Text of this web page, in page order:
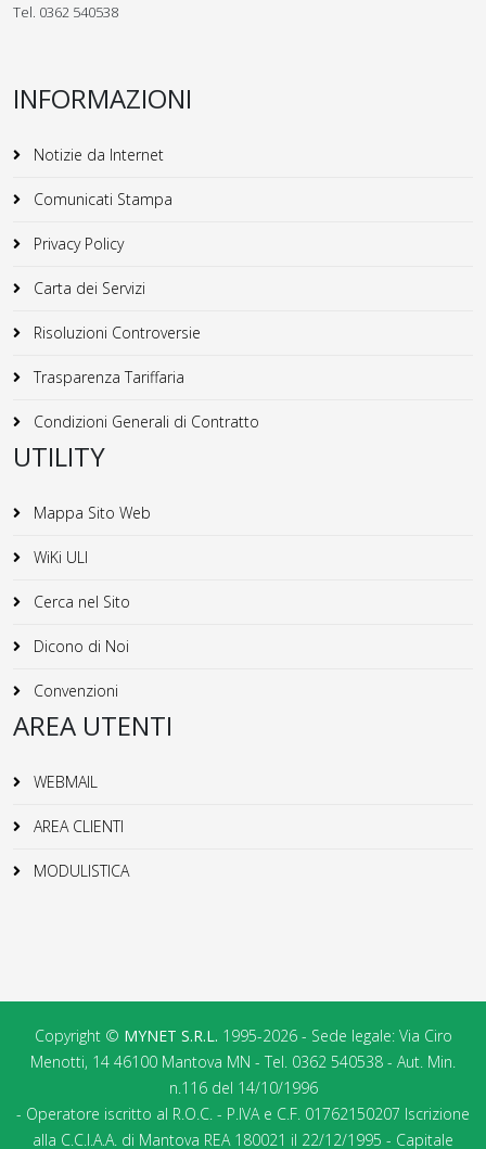
Tel. 0362 540538
INFORMAZIONI
Notizie da Internet
Comunicati Stampa
Privacy Policy
Carta dei Servizi
Risoluzioni Controversie
Trasparenza Tariffaria
Condizioni Generali di Contratto
UTILITY
Mappa Sito Web
WiKi ULI
Cerca nel Sito
Dicono di Noi
Convenzioni
AREA UTENTI
WEBMAIL
AREA CLIENTI
MODULISTICA
Copyright © MYNET S.R.L. 1995-2026 - Sede legale: Via Ciro
Menotti, 14 46100 Mantova MN - Tel. 0362 540538 - Aut. Min.
n.116 del 14/10/1996
- Operatore iscritto al R.O.C. - P.IVA e C.F. 01762150207 Iscrizione
alla C.C.I.A.A. di Mantova REA 180021 il 22/12/1995 - Capitale